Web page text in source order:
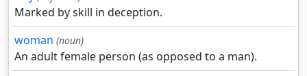
Marked by skill in deception.
woman (noun)
An adult female person (as opposed to a man).